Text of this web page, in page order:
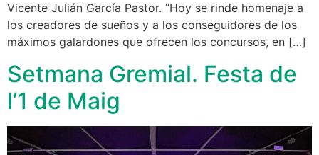
Vicente Julián García Pastor. “Hoy se rinde homenaje a
los creadores de sueños y a los conseguidores de los
máximos galardones que ofrecen los concursos, en […]
Setmana Gremial. Festa de
l’1 de Maig